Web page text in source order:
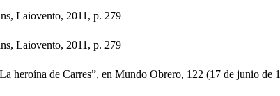
Laiovento, 2011, p. 279
Laiovento, 2011, p. 279
heroína de Carres”, en Mundo Obrero, 122 (17 de junio de